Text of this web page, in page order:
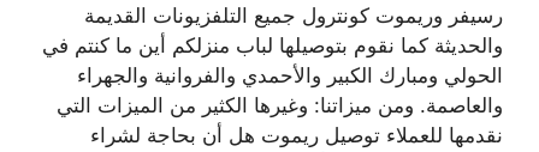
رسيفر وريموت كونترول جميع التلفزيونات القديمة
والحديثة كما نقوم بتوصيلها لباب منزلكم أين ما كنتم في
الحولي ومبارك الكبير والأحمدي والفروانية والجهراء
والعاصمة. ومن ميزاتنا: وغيرها الكثير من الميزات التي
نقدمها للعملاء توصيل ريموت هل أن بحاجة لشراء